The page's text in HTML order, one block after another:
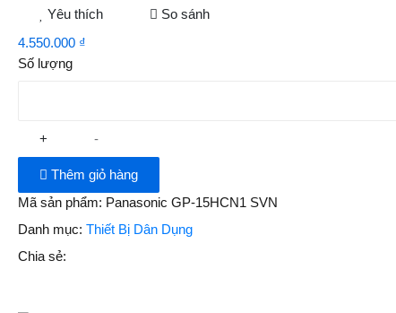
Yêu thích
So sánh
4.550.000 ₫
Số lượng
+ -
Thêm giỏ hàng
Mã sản phẩm: Panasonic GP-15HCN1 SVN
Danh mục: Thiết Bị Dân Dụng
Chia sẻ: